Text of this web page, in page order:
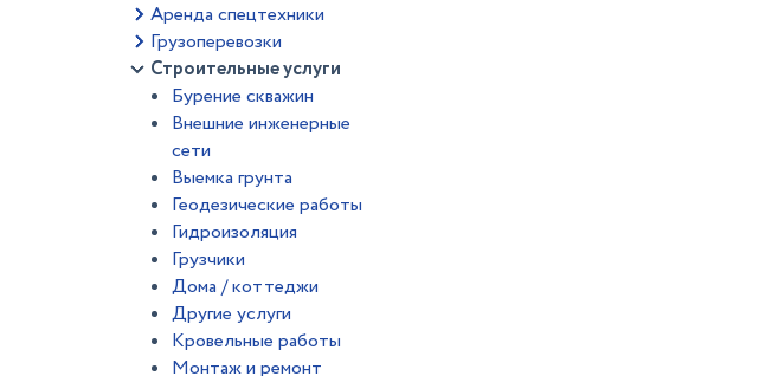
Аренда спецтехники
Грузоперевозки
Строительные услуги
Бурение скважин
Внешние инженерные
сети
Выемка грунта
Геодезические работы
Гидроизоляция
Грузчики
Дома / коттеджи
Другие услуги
Кровельные работы
Монтаж и ремонт